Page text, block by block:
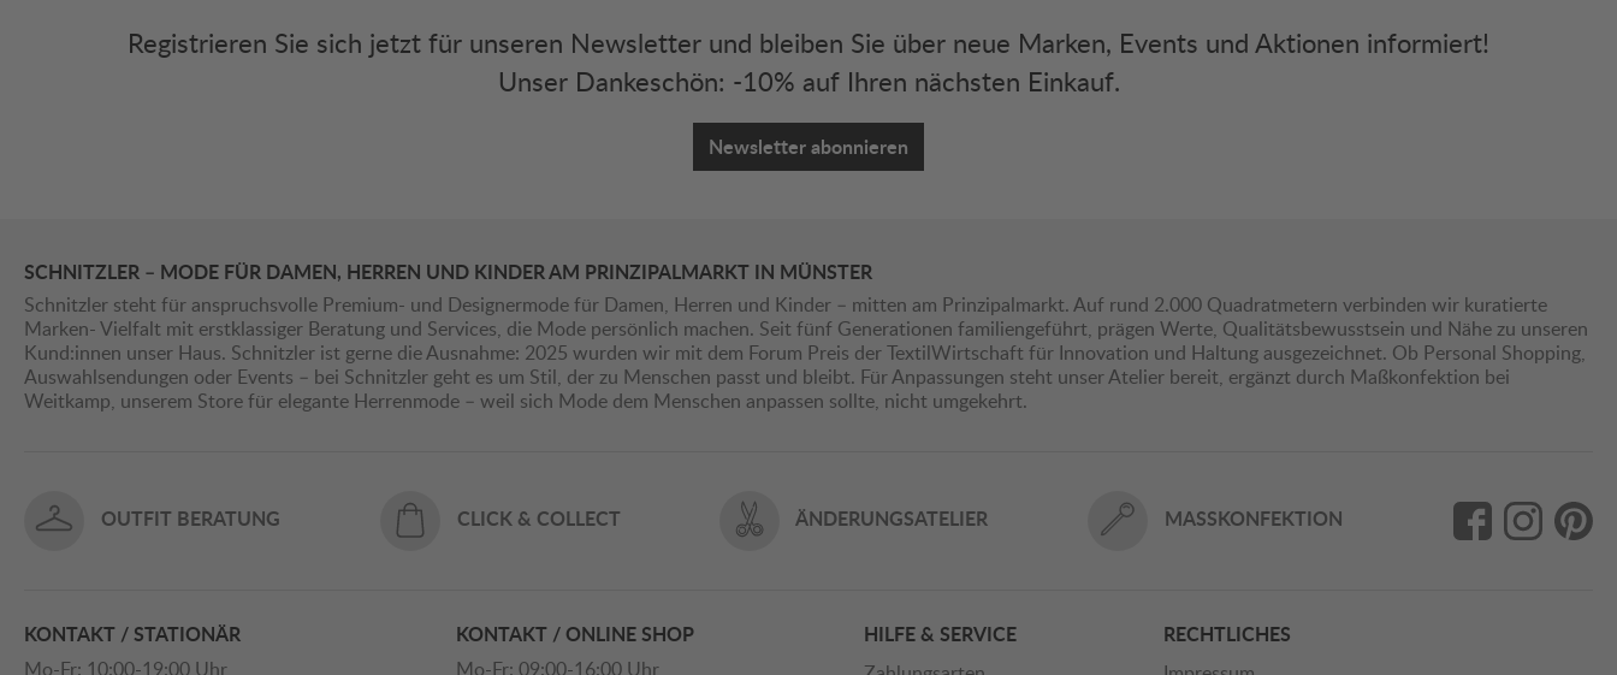
Registrieren Sie sich jetzt für unseren Newsletter und bleiben Sie über neue Marken, Events und Aktionen informiert!
Unser Dankeschön: -10% auf Ihren nächsten Einkauf.
Newsletter abonnieren
SCHNITZLER – MODE FÜR DAMEN, HERREN UND KINDER AM PRINZIPALMARKT IN MÜNSTER
Schnitzler steht für anspruchsvolle Premium- und Designermode für Damen, Herren und Kinder – mitten am Prinzipalmarkt. Auf rund 2.000 Quadratmetern verbinden wir kuratierte
Marken- Vielfalt mit erstklassiger Beratung und Services, die Mode persönlich machen. Seit fünf Generationen familiengeführt, prägen Werte, Qualitätsbewusstsein und Nähe zu unseren
Kund:innen unser Haus. Schnitzler ist gerne die Ausnahme: 2025 wurden wir mit dem Forum Preis der TextilWirtschaft für Innovation und Haltung ausgezeichnet. Ob Personal Shopping,
Auswahlsendungen oder Events – bei Schnitzler geht es um Stil, der zu Menschen passt und bleibt. Für Anpassungen steht unser Atelier bereit, ergänzt durch Maßkonfektion bei
Weitkamp, unserem Store für elegante Herrenmode – weil sich Mode dem Menschen anpassen sollte, nicht umgekehrt.
OUTFIT BERATUNG CLICK & COLLECT ÄNDERUNGSATELIER MASSKONFEKTION
KONTAKT / STATIONÄR
Mo-Fr: 10:00-19:00 Uhr
KONTAKT / ONLINE SHOP
Mo-Fr: 09:00-16:00 Uhr
HILFE & SERVICE RECHTLICHES